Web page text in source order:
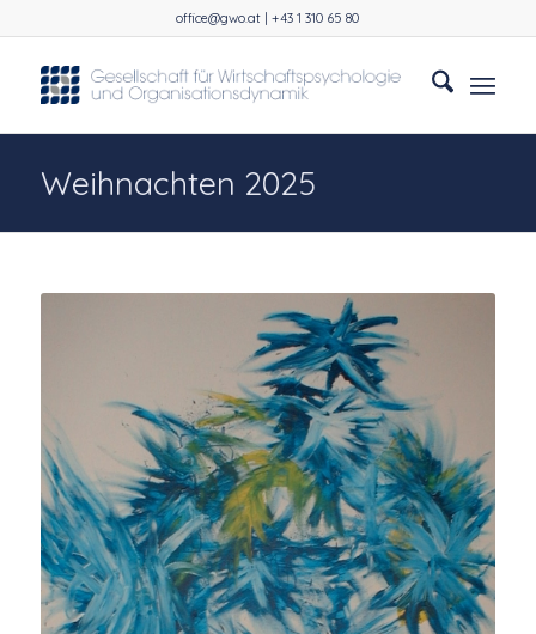
office@gwo.at | +43 1 310 65 80
Weihnachten 2025